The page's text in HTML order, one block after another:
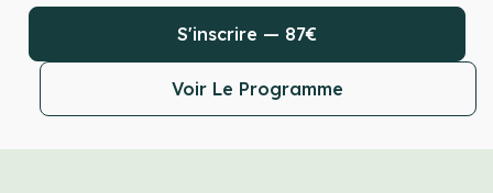
S'inscrire — 87€
Voir Le Programme